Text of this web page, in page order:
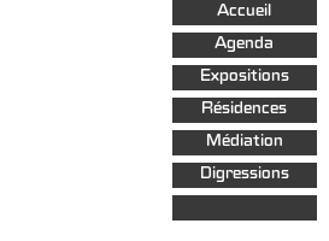
Aller au
contenu
principal
Accueil
Agenda
Expositions
Résidences
Médiation
Digressions